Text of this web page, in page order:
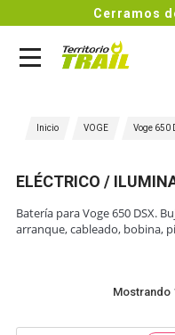
Cerramos
Inicio VOGE Voge 650
ELÉCTRICO /
Batería para Voge 650 DSX.
arranque, cableado, bobina,
Mostrando